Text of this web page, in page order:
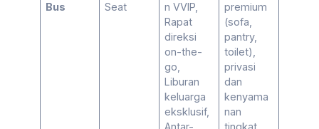
Bus
Seat
n VVIP,
Rapat
direksi
on-the-
go,
Liburan
keluarga
eksklusif,
Antar-
premium
(sofa,
pantry,
toilet),
privasi
dan
kenyama
nan
tingkat